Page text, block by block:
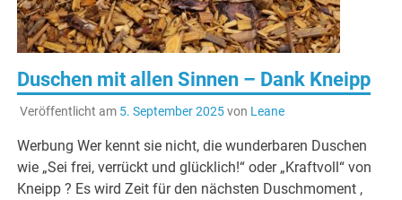
Duschen mit allen Sinnen – Dank Kneipp
Veröffentlicht am 5. September 2025von Leane
Werbung Wer kennt sie nicht, die wunderbaren Duschen
wie „Sei frei, verrückt und glücklich!“ oder „Kraftvoll“ von
Kneipp ? Es wird Zeit für den nächsten Duschmoment ,